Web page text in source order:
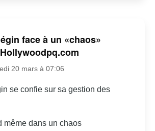
face à un «chaos»
20 mars à 07:06
se confie sur sa gestion des
même dans un chaos